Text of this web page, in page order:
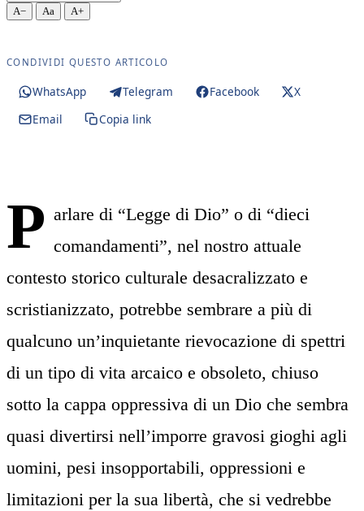
A− Aa A+
CONDIVIDI QUESTO ARTICOLO
WhatsApp Telegram Facebook
X
Email
Copia link
P arlare di “Legge di Dio” o di “dieci
comandamenti”, nel nostro attuale
contesto storico culturale desacralizzato e
scristianizzato, potrebbe sembrare a più di
qualcuno un’inquietante rievocazione di spettri
di un tipo di vita arcaico e obsoleto, chiuso
sotto la cappa oppressiva di un Dio che sembra
quasi divertirsi nell’imporre gravosi gioghi agli
uomini, pesi insopportabili, oppressioni e
limitazioni per la sua libertà, che si vedrebbe